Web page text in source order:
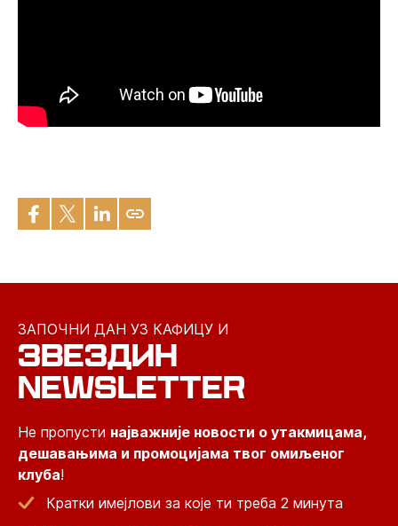
ЗАПОЧНИ ДАН УЗ КАФИЦУ И
ЗВЕЗДИН
NEWSLETTER
Не пропусти најважније новости о утакмицама,
дешавањима и промоцијама твог омиљеног
клуба!
Кратки имејлови за које ти треба 2 минута